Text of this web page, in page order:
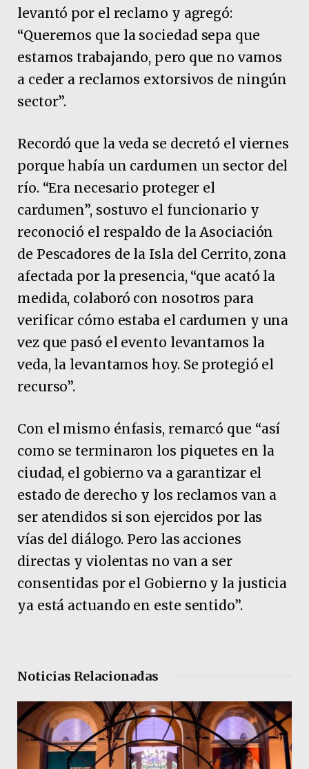
levantó por el reclamo y agregó:
“Queremos que la sociedad sepa que
estamos trabajando, pero que no vamos
a ceder a reclamos extorsivos de ningún
sector”.
Recordó que la veda se decretó el viernes
porque había un cardumen un sector del
río. “Era necesario proteger el
cardumen”, sostuvo el funcionario y
reconoció el respaldo de la Asociación
de Pescadores de la Isla del Cerrito, zona
afectada por la presencia, “que acató la
medida, colaboró con nosotros para
verificar cómo estaba el cardumen y una
vez que pasó el evento levantamos la
veda, la levantamos hoy. Se protegió el
recurso”.
Con el mismo énfasis, remarcó que “así
como se terminaron los piquetes en la
ciudad, el gobierno va a garantizar el
estado de derecho y los reclamos van a
ser atendidos si son ejercidos por las
vías del diálogo. Pero las acciones
directas y violentas no van a ser
consentidas por el Gobierno y la justicia
ya está actuando en este sentido”.
Noticias Relacionadas